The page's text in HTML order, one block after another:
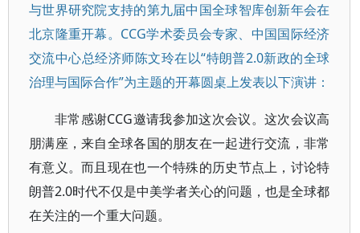
与世界研究院支持的第九届中国全球智库创新年会在
北京隆重开幕。CCG学术委员会专家、中国国际经济
交流中心总经济师陈文玲在以“特朗普2.0新政的全球
治理与国际合作”为主题的开幕圆桌上发表以下演讲：
非常感谢CCG邀请我参加这次会议。这次会议高
朋满座，来自全球各国的朋友在一起进行交流，非常
有意义。而且现在也一个特殊的历史节点上，讨论特
朗普2.0时代不仅是中美学者关心的问题，也是全球都
在关注的一个重大问题。